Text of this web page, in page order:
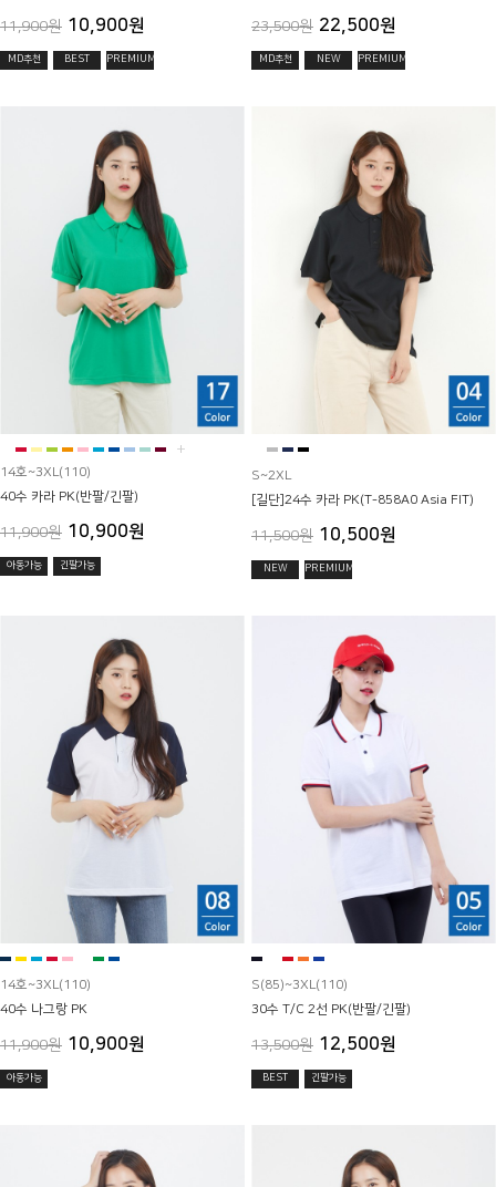
11,900원 10,900원
MD추천 BEST PREMIUM
23,500원 22,500원
MD추천 NEW PREMIUM
+
14호~3XL(110)
40수 카라 PK(반팔/긴팔)
11,900원 10,900원
아동가능 긴팔가능
S~2XL
[길단]24수 카라 PK(T-858A0 Asia FIT)
11,500원 10,500원
NEW PREMIUM
14호~3XL(110)
40수 나그랑 PK
11,900원 10,900원
아동가능
S(85)~3XL(110)
30수 T/C 2선 PK(반팔/긴팔)
13,500원 12,500원
BEST 긴팔가능